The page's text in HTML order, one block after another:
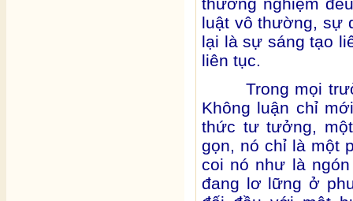
luật vô thường, sự
lại là sự sáng tạo
liên tục.
Trong mọi
Không luận chỉ
thức tư tưởng,
gọn, nó chỉ là một
coi nó như là
đang lơ lững ở